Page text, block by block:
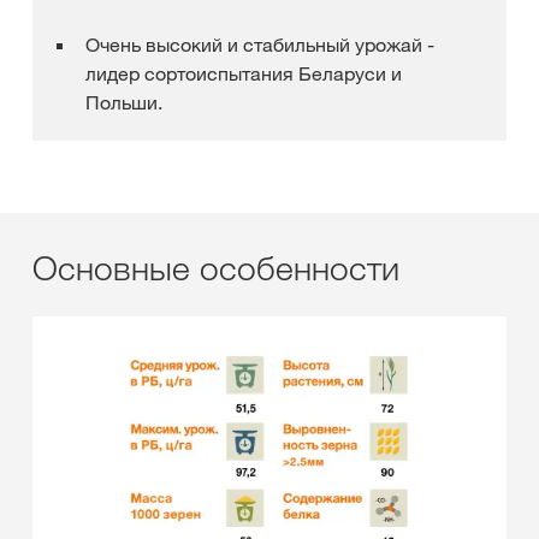
Очень высокий и стабильный урожай -
лидер сортоиспытания Беларуси и
Польши.
Основные особенности